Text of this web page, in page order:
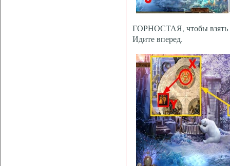
ГОРНОСТАЯ, чтобы
Идите вперед.